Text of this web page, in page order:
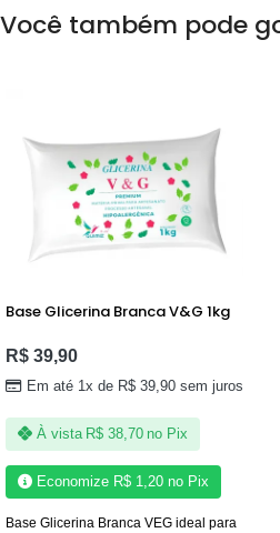
Você também pode
Base Glicerina Branca V&G 1kg
R$ 39,90
Em até 1x de R$39,90sem juros
À vista R$38,70 no Pix
Economize R$1,20no Pix
Base Glicerina Branca VEG ideal para